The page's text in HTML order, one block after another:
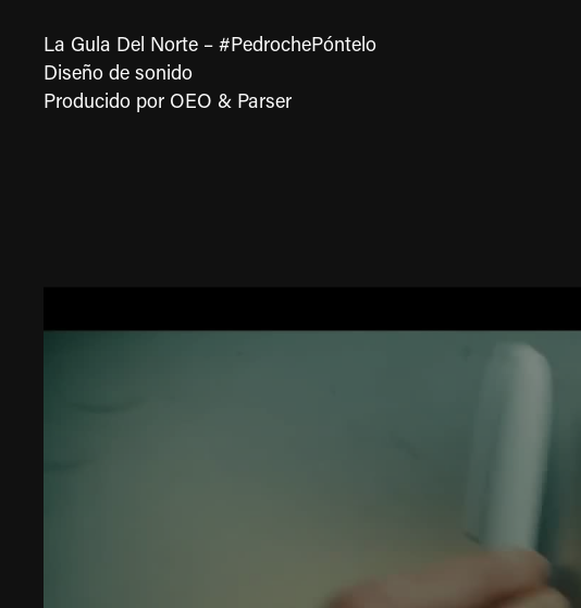
La Gula Del Norte – #PedrochePóntelo
Diseño de sonido
Producido por OEO & Parser